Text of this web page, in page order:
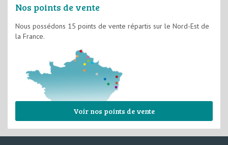
Nos points de vente
Nous possédons 15 points de vente répartis sur le Nord-Est de
la France.
Voir nos points de vente